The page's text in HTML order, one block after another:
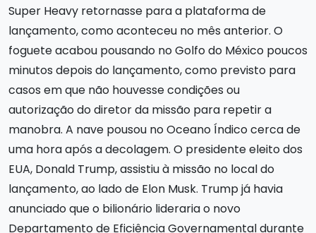
Super Heavy retornasse para a plataforma de
lançamento, como aconteceu no mês anterior. O
foguete acabou pousando no Golfo do México poucos
minutos depois do lançamento, como previsto para
casos em que não houvesse condições ou
autorização do diretor da missão para repetir a
manobra. A nave pousou no Oceano Índico cerca de
uma hora após a decolagem. O presidente eleito dos
EUA, Donald Trump, assistiu à missão no local do
lançamento, ao lado de Elon Musk. Trump já havia
anunciado que o bilionário lideraria o novo
Departamento de Eficiência Governamental durante